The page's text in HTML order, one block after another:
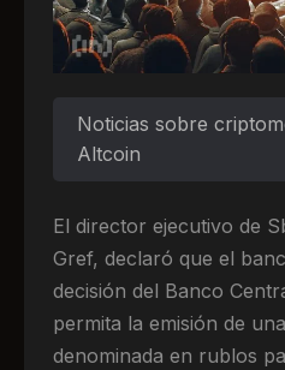
Noticias sobre
Altcoin
El director ejecutivo de
Gref, declaró que el
decisión del Banco
permita la emisión de
denominada en rublos